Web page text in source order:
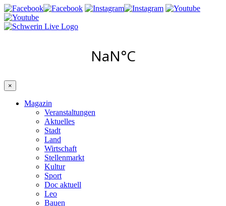
×
Magazin
Veranstaltungen
Aktuelles
Stadt
Land
Wirtschaft
Stellenmarkt
Kultur
Sport
Doc aktuell
Leo
Bauen